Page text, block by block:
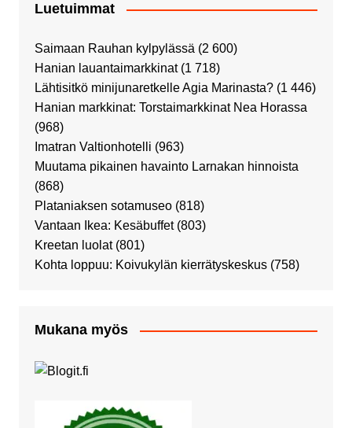
Luetuimmat
Saimaan Rauhan kylpylässä (2 600)
Hanian lauantaimarkkinat (1 718)
Lähtisitkö minijunaretkelle Agia Marinasta? (1 446)
Hanian markkinat: Torstaimarkkinat Nea Horassa
(968)
Imatran Valtionhotelli (963)
Muutama pikainen havainto Larnakan hinnoista
(868)
Plataniaksen sotamuseo (818)
Vantaan Ikea: Kesäbuffet (803)
Kreetan luolat (801)
Kohta loppuu: Koivukylän kierrätyskeskus (758)
Mukana myös